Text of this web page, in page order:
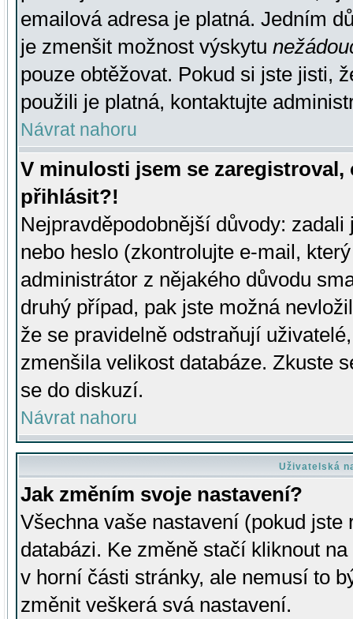
emailová adresa je platná. Jedním
je zmenšit možnost výskytu
pouze obtěžovat. Pokud si jste jisti,
použili je platná, kontaktujte
Návrat nahoru
V minulosti jsem se
přihlásit?!
Nejpravděpodobnější důvody:
nebo heslo (zkontrolujte e-mail,
administrátor z nějakého důvodu
druhý případ, pak jste možná
že se pravidelně odstraňují
zmenšila velikost databáze. Zkuste
se do diskuzí.
Návrat nahoru
Uživatelská
Jak změním svoje nastavení?
Všechna vaše nastavení (pokud
databázi. Ke změně stačí kliknout
v horní části stránky, ale nemusí to
změnit veškerá svá nastavení.